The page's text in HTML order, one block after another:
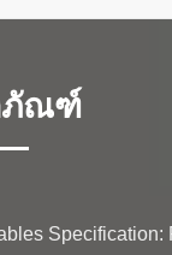
ภัณฑ์
Specification: